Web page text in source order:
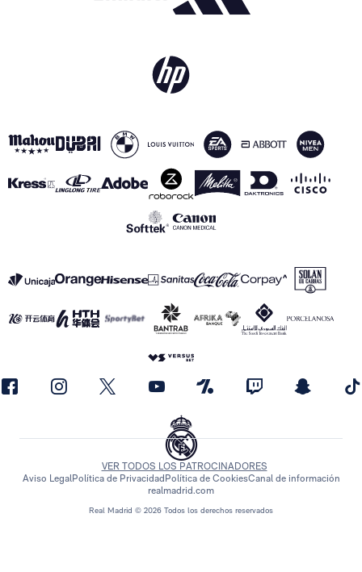
Real Madrid © 2026 Todos los derechos reservados
VER TODOS LOS PATROCINADORES
Aviso LegalPolítica de Privacidad Política de CookiesCanal de información
realmadrid.com